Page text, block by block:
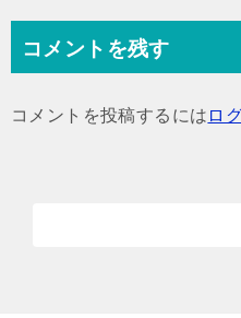
ビ
コメントを残す
コメントを投稿するには ロ